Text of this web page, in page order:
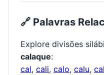
🔗 Palavras
Explore divisões
calaque:
cal, cali, calo, calu,